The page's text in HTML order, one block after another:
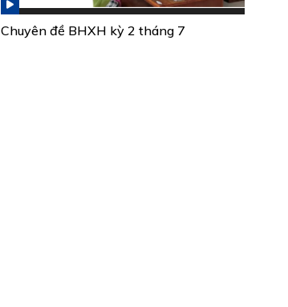
Chuyên đề BHXH kỳ 2 tháng 7